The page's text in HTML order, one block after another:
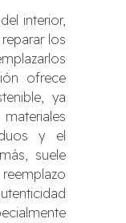
interior,
los
ofrece
ya
y el
suele